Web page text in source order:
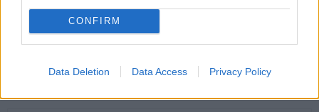
CONFIRM
Data Deletion Data Access Privacy Policy
Zdeňka Žádníková Volencová